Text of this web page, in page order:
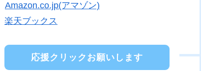
Amazon.co.jp(アマゾン)
楽天ブックス
応援クリックお願いします